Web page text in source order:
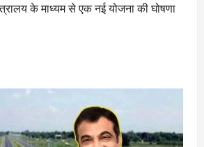
के माध्यम से एक नई योजना की घोषणा